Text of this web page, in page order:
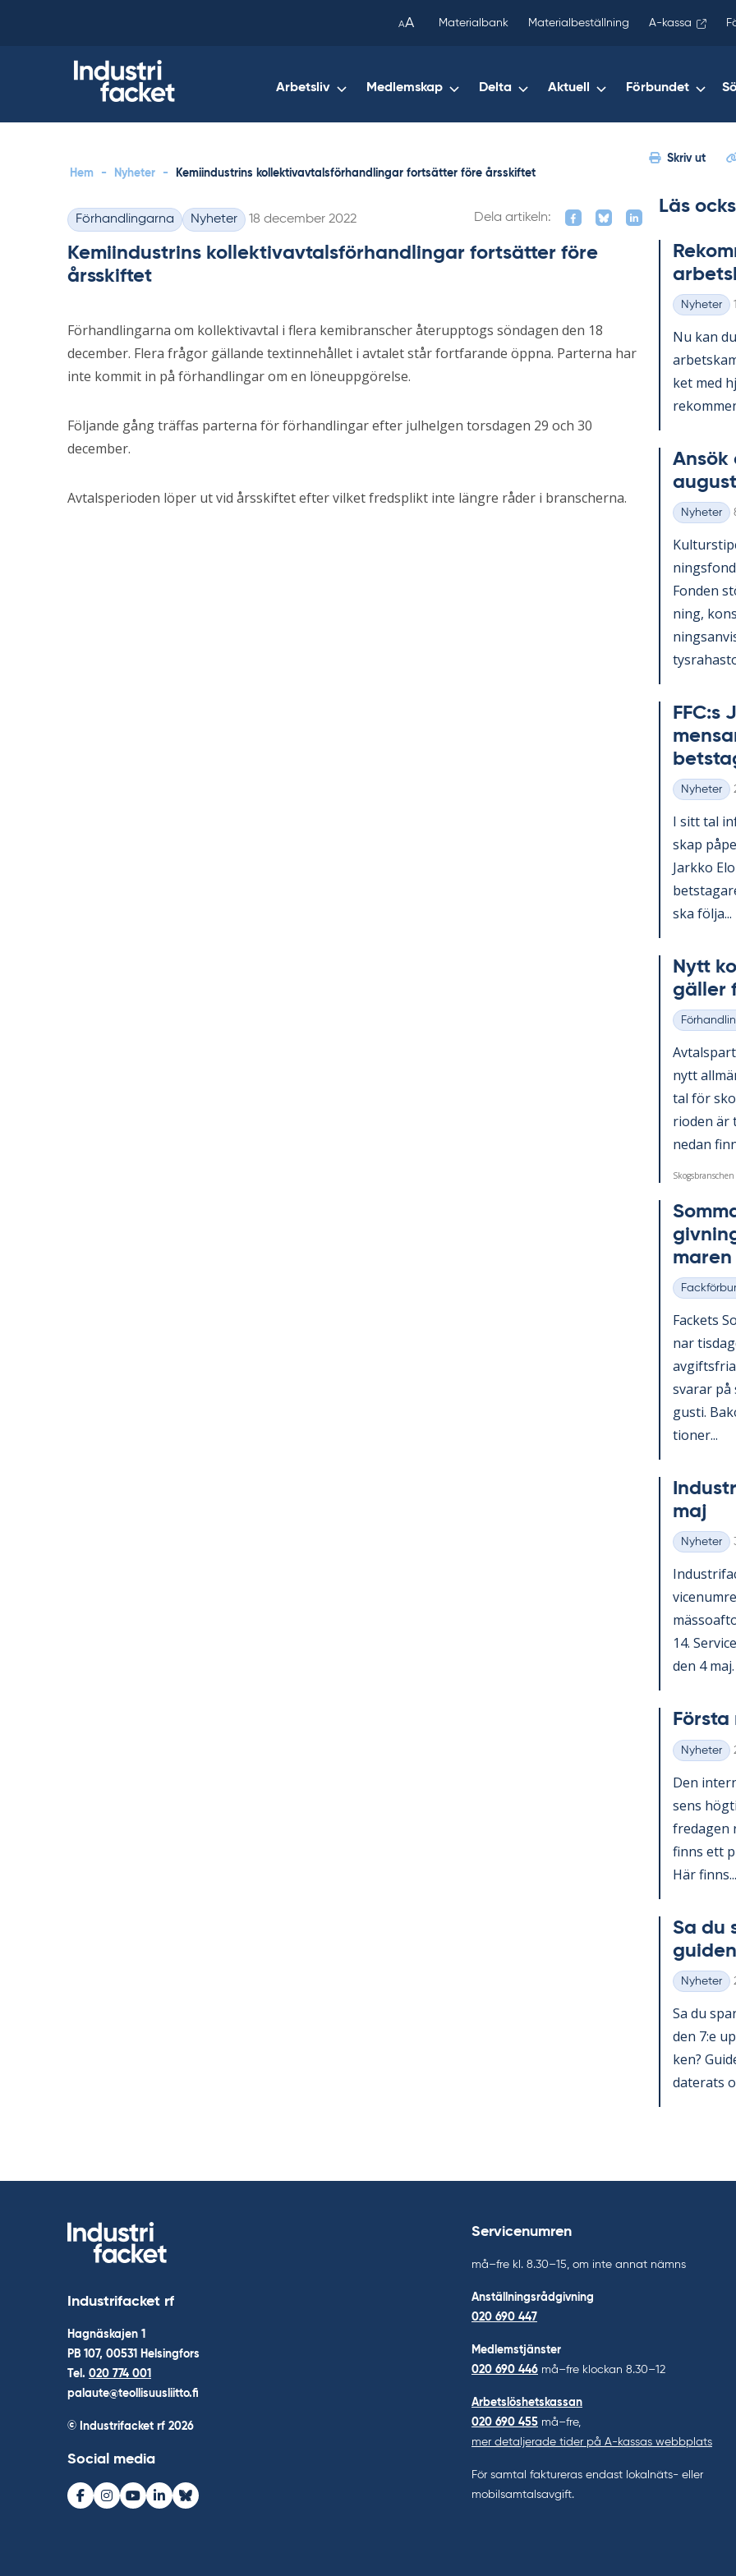
AA Materialbank Materialbeställning A-kassa
Arbetsliv Medlemskap Delta Aktuell Förbundet
Hem - Nyheter - Kemiindustrins kollektivavtalsförhandlingar fortsätter före årsskiftet
Skriv ut
Kategorier
Förhandlingarna Nyheter Skriven
18 december 2022 Dela artikeln:
Kemiindustrins kollektivavtalsförhandlingar fortsätter före
årsskiftet
Förhandlingarna om kollektivavtal i flera kemibranscher återupptogs söndagen den 18
december. Flera frågor gällande textinnehållet i avtalet står fortfarande öppna. Parterna har
inte kommit in på förhandlingar om en löneuppgörelse.
Följande gång träffas parterna för förhandlingar efter julhelgen torsdagen 29 och 30
december.
Avtalsperioden löper ut vid årsskiftet efter vilket fredsplikt inte längre råder i branscherna.
Läs
Kategorier
Nyheter
Nu kan
ket med
An­sök
Kategorier
Nyheter
Fon­den
ning,
Kategorier
Nyheter
I sitt tal
skap
Jark­ko
ska följa...
Nytt
gäl­ler
Kategorier
nytt
tal för
ri­o­den är
ne­dan
Skogsbranschen
ma­ren
Kategorier
Fac­kets
nar
sva­rar
gusti.
tio­ner...
maj
Kategorier
Nyheter
14.
den 4
Kategorier
Nyheter
Den
sens
fre­da­gen
fin­ns ett
Här fin­ns...
Sa du
Kategorier
Nyheter
Sa du
den 7:e
ken?
da­te­ra­ts
copied
your
clipboard.)
Industrifacket rf
Hagnäskajen 1
PB 107, 00531 Helsingfors
Tel. 020 774 001
palaute@teollisuusliitto.fi
© Industrifacket rf 2026
Social media
Facebook
Instagram
Youtube
LinkedInBluesky
Servicenumren
må–fre kl. 8.30–15, om inte annat nämns
Anställningsrådgivning
020 690 447
Medlemstjänster
020 690 446 må–fre klockan 8.30–12
Arbetslöshetskassan
020 690 455 må–fre,
mer detaljerade tider på A-kassas webbplats
För samtal faktureras endast lokalnäts- eller
mobilsamtalsavgift.